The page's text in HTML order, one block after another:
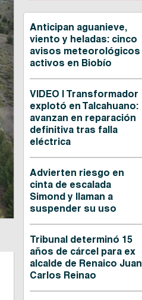
Anticipan aguanieve,
viento y heladas: cinco
avisos meteorológicos
activos en Biobío
VIDEO | Transformador
explotó en Talcahuano:
avanzan en reparación
definitiva tras falla
eléctrica
Advierten riesgo en
cinta de escalada
Simond y llaman a
suspender su uso
Tribunal determinó 15
años de cárcel para ex
alcalde de Renaico Juan
Carlos Reinao